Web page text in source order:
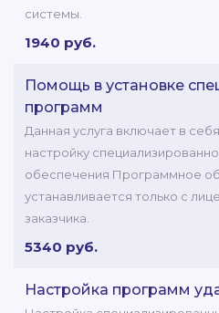
системы.
1940 руб.
Помощь в установке
программ
Данная услуга включает в
настройку
обеспечения Программное
устанавливается только с
заказчика.
5340 руб.
Настройка программ